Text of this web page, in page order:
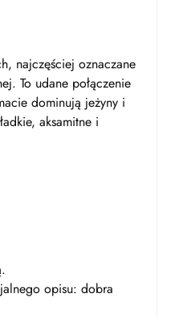
najczęściej oznaczane
To udane połączenie
dominują jeżyny i
aksamitne i
opisu: dobra